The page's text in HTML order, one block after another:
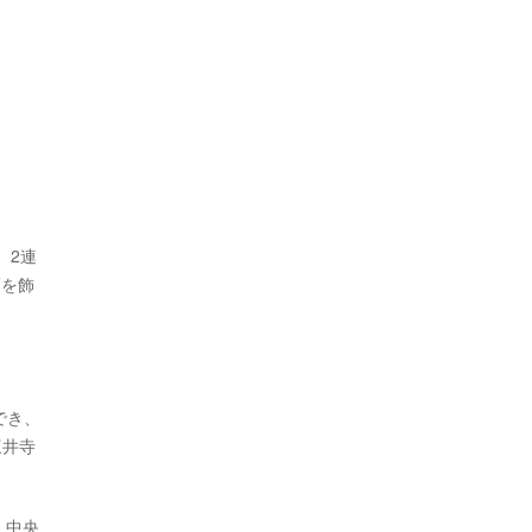
2連
飾
、
寺
中央